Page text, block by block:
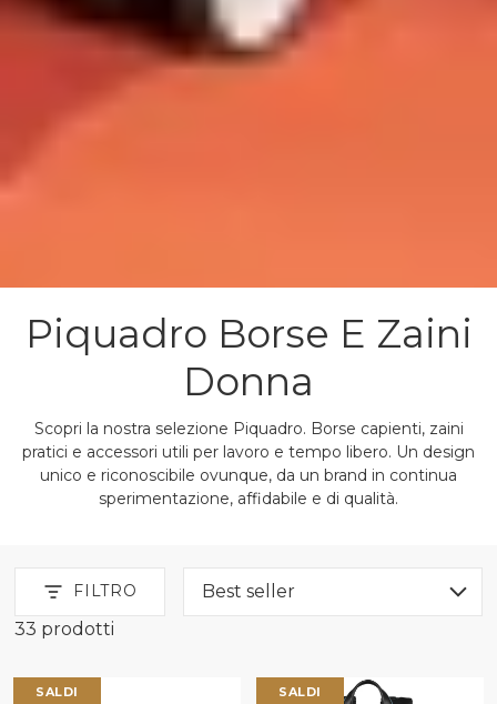
Piquadro Borse E Zaini
Donna
Scopri la nostra selezione Piquadro. Borse capienti, zaini
pratici e accessori utili per lavoro e tempo libero. Un design
unico e riconoscibile ovunque, da un brand in continua
sperimentazione, affidabile e di qualità.
FILTRO
33 prodotti
Donna Piquadro
SALDI SALDI